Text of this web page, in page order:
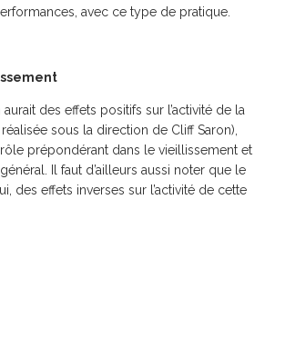
avec ce type de pratique.
des effets positifs sur l’activité de la
sous la direction de Cliff Saron),
prépondérant dans le vieillissement et
Il faut d’ailleurs aussi noter que le
des effets inverses sur l’activité de cette